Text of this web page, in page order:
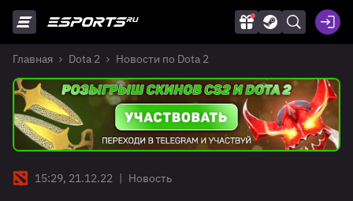
Главная Dota 2 Новости по Dota 2
15:29, 21.12.22 | Новость